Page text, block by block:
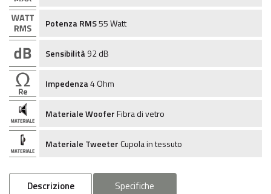
Potenza RMS55 Watt
Sensibilità92 dB
Impedenza4 Ohm
Materiale WooferFibra di vetro
Materiale TweeterCupola in tessuto
Descrizione Specifiche